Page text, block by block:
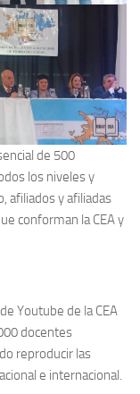
de 500
los niveles y
afiliados y afiliadas
conforman la CEA y
Youtube de la CEA
docentes
reproducir las
e internacional.